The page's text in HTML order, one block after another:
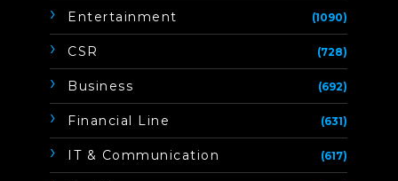
Entertainment (1090)
CSR (728)
Business (692)
Financial Line (631)
IT & Communication (617)